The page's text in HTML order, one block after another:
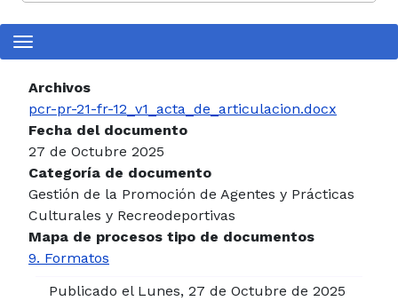
Archivos
pcr-pr-21-fr-12_v1_acta_de_articulacion.docx
Fecha del documento
27 de Octubre 2025
Categoría de documento
Gestión de la Promoción de Agentes y Prácticas
Culturales y Recreodeportivas
Mapa de procesos tipo de documentos
9. Formatos
Publicado el Lunes, 27 de Octubre de 2025